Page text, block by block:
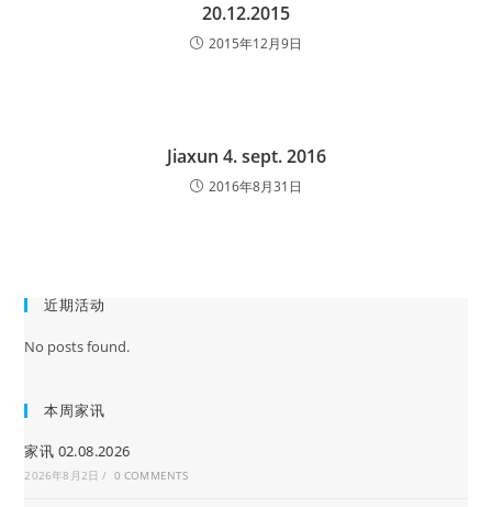
20.12.2015
2015年12月9日
Jiaxun 4. sept. 2016
2016年8月31日
近期活动
No posts found.
本周家讯
家讯 02.08.2026
2026年8月2日 / 0 COMMENTS